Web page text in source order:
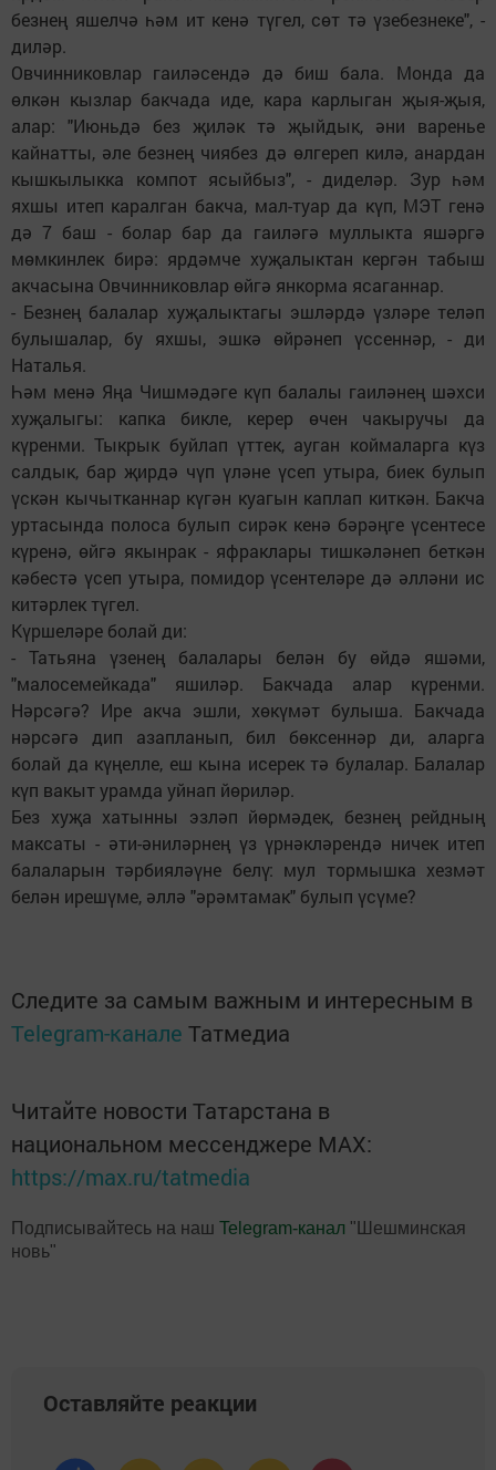
безнең яшелчә һәм ит кенә түгел, сөт тә үзебезнеке", -
диләр.
Овчинниковлар гаиләсендә дә биш бала. Монда да
өлкән кызлар бакчада иде, кара карлыган җыя-җыя,
алар: "Июньдә без җиләк тә җыйдык, әни варенье
кайнатты, әле безнең чиябез дә өлгереп килә, анардан
кышкылыкка компот ясыйбыз", - диделәр. Зур һәм
яхшы итеп каралган бакча, мал-туар да күп, МЭТ генә
дә 7 баш - болар бар да гаиләгә муллыкта яшәргә
мөмкинлек бирә: ярдәмче хуҗалыктан кергән табыш
акчасына Овчинниковлар өйгә янкорма ясаганнар.
- Безнең балалар хуҗалыктагы эшләрдә үзләре теләп
булышалар, бу яхшы, эшкә өйрәнеп үссеннәр, - ди
Наталья.
Һәм менә Яңа Чишмәдәге күп балалы гаиләнең шәхси
хуҗалыгы: капка бикле, керер өчен чакыручы да
күренми. Тыкрык буйлап үттек, ауган коймаларга күз
салдык, бар җирдә чүп үләне үсеп утыра, биек булып
үскән кычытканнар күгән куагын каплап киткән. Бакча
уртасында полоса булып сирәк кенә бәрәңге үсентесе
күренә, өйгә якынрак - яфраклары тишкәләнеп беткән
кәбестә үсеп утыра, помидор үсентеләре дә әлләни ис
китәрлек түгел.
Күршеләре болай ди:
- Татьяна үзенең балалары белән бу өйдә яшәми,
"малосемейкада" яшиләр. Бакчада алар күренми.
Нәрсәгә? Ире акча эшли, хөкүмәт булыша. Бакчада
нәрсәгә дип азапланып, бил бөксеннәр ди, аларга
болай да күңелле, еш кына исерек тә булалар. Балалар
күп вакыт урамда уйнап йөриләр.
Без хуҗа хатынны эзләп йөрмәдек, безнең рейдның
максаты - әти-әниләрнең үз үрнәкләрендә ничек итеп
балаларын тәрбияләүне белү: мул тормышка хезмәт
белән ирешүме, әллә "әрәмтамак" булып үсүме?
Следите за самым важным и интересным в
Telegram-канале Татмедиа
Читайте новости Татарстана в
национальном мессенджере MАХ:
https://max.ru/tatmedia
Подписывайтесь на наш Telegram-канал "Шешминская
новь"
Оставляйте реакции